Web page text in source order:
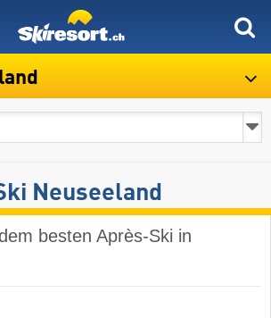
Neuseeland
besten Après-Ski in